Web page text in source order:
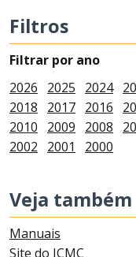
Filtros
Filtrar por ano
2026
2025 2024
2018
2017 2016
2010
2009 2008
2002
2001 2000
Veja também
Manuais
Site do ICMC